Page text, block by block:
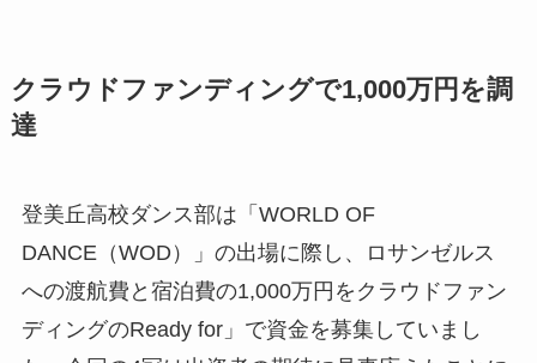
クラウドファンディングで1,000万円を調
達
登美丘高校ダンス部は「WORLD OF
DANCE（WOD）」の出場に際し、ロサンゼルス
への渡航費と宿泊費の1,000万円をクラウドファン
ディングのReady for」で資金を募集していまし